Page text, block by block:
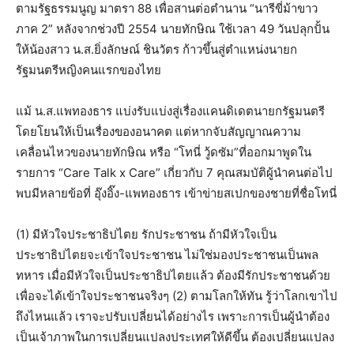
ตามรัฐธรรมนูญ มาตรา 88 เพื่อสานต่อตำนาน “นารีขี่ม้าขาว
ภาค 2” หลังจากช่วงปี 2554 นายทักษิณ ใช้เวลา 49 วันปลุกปั้น
ให้น้องสาว น.ส.ยิ่งลักษณ์ ชินวัตร ก้าวขึ้นสู่ตำแหน่งนายก
รัฐมนตรีหญิงคนแรกของไทย
แม้ น.ส.แพทองธาร แบ่งรับแบ่งสู่เรื่องแคนดิเดตนายกรัฐมนตรี
โดยโยนให้เป็นเรื่องของอนาคต แต่หากจับสัญญาณความ
เคลื่อนไหวของนายทักษิณ หรือ “โทนี่ วู้ดซัม”ที่ออกมาพูดใน
รายการ “Care Talk x Care” เกี่ยวกับ 7 คุณสมบัติผู้นำคนต่อไป
พบมีหลายข้อที่ อุ๊งอิ๊ง-แพทองธาร เข้าข่ายสเปกของชายที่ชื่อโทนี่
(1) มีหัวใจประชาธิปไตย รักประชาชน ถ้ามีหัวใจเป็น
ประชาธิปไตยจะเข้าใจประชาชน ไม่ใช่มองประชาชนเป็นพล
ทหาร เมื่อมีหัวใจเป็นประชาธิปไตยแล้ว ต้องมีรักประชาชนด้วย
เพื่อจะได้เข้าใจประชาชนจริงๆ (2) ตามโลกให้ทัน รู้ว่าโลกเขาไป
ถึงไหนแล้ว เราจะปรับเปลี่ยนได้อย่างไร เพราะการเป็นผู้นำต้อง
เป็นเจ้าภาพในการเปลี่ยนแปลงประเทศให้ดีขึ้น ต้องเปลี่ยนแปลง